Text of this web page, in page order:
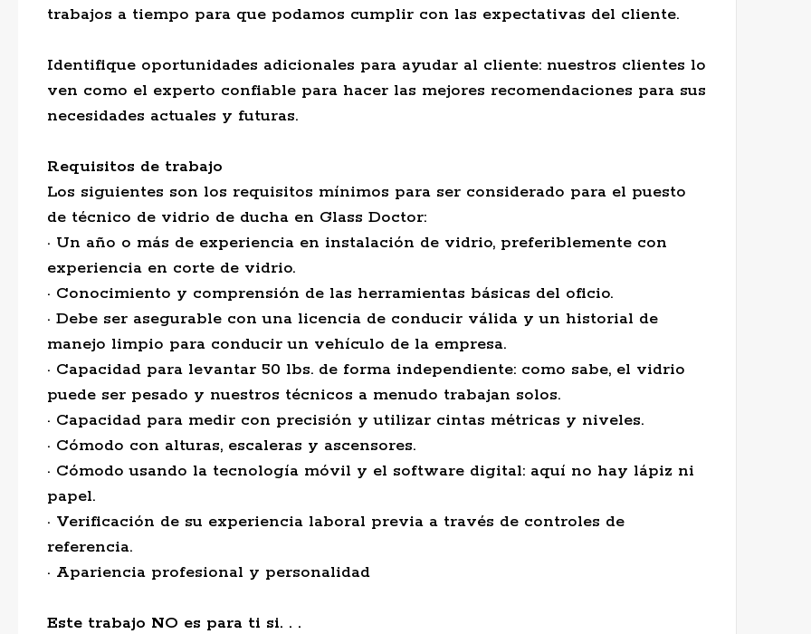
trabajos a tiempo para que podamos cumplir con las expectativas del cliente.
Identifique oportunidades adicionales para ayudar al cliente: nuestros clientes lo
ven como el experto confiable para hacer las mejores recomendaciones para sus
necesidades actuales y futuras.
Requisitos de trabajo
Los siguientes son los requisitos mínimos para ser considerado para el puesto
de técnico de vidrio de ducha en Glass Doctor:
· Un año o más de experiencia en instalación de vidrio, preferiblemente con
experiencia en corte de vidrio.
· Conocimiento y comprensión de las herramientas básicas del oficio.
· Debe ser asegurable con una licencia de conducir válida y un historial de
manejo limpio para conducir un vehículo de la empresa.
· Capacidad para levantar 50 lbs. de forma independiente: como sabe, el vidrio
puede ser pesado y nuestros técnicos a menudo trabajan solos.
· Capacidad para medir con precisión y utilizar cintas métricas y niveles.
· Cómodo con alturas, escaleras y ascensores.
· Cómodo usando la tecnología móvil y el software digital: aquí no hay lápiz ni
papel.
· Verificación de su experiencia laboral previa a través de controles de
referencia.
· Apariencia profesional y personalidad
Este trabajo NO es para ti si. . .